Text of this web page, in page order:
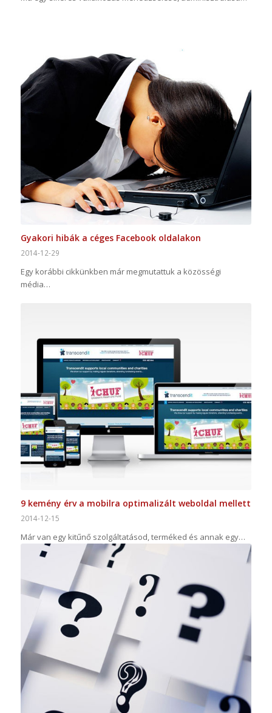
Gyakori hibák a céges Facebook oldalakon
2014-12-29
Egy korábbi cikkünkben már megmutattuk a közösségi
média…
9 kemény érv a mobilra optimalizált weboldal mellett
2014-12-15
Már van egy kitűnő szolgáltatásod, terméked és annak egy…